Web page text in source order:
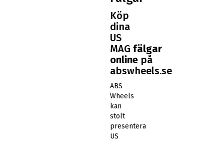
Köp
dina
US
MAG fälgar
online på
abswheels.se
ABS
Wheels
kan
stolt
presentera
US